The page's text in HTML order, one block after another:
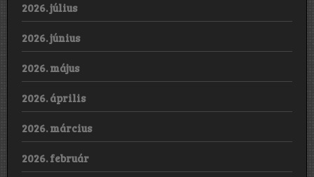
2026. július
2026. június
2026. május
2026. április
2026. március
2026. február